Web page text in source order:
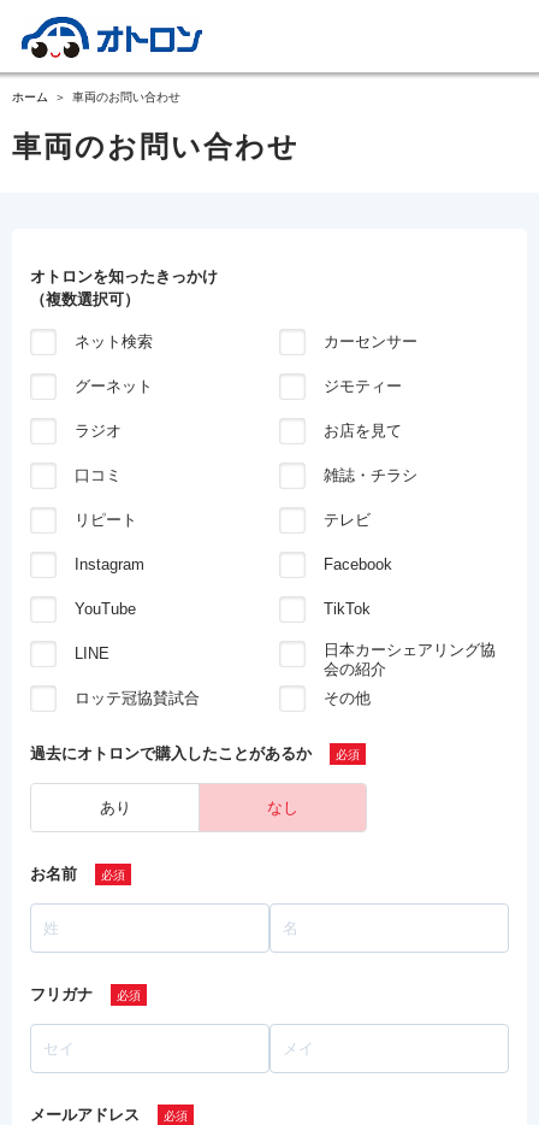
ホーム 車両のお問い合わせ
車両のお問い合わせ
オトロンを知ったきっかけ
（複数選択可）
ネット検索 カーセンサー
グーネット ジモティー
ラジオ お店を見て
口コミ 雑誌・チラシ
リピート テレビ
Instagram Facebook
YouTube TikTok
LINE
日本カーシェアリング協
会の紹介
ロッテ冠協賛試合
その他
過去にオトロンで購入したことがあるか
あり なし
お名前
フリガナ
メールアドレス